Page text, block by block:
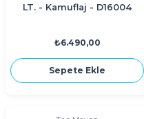
LT. - Kamuflaj - D16004
₺6.490,00
Sepete Ekle